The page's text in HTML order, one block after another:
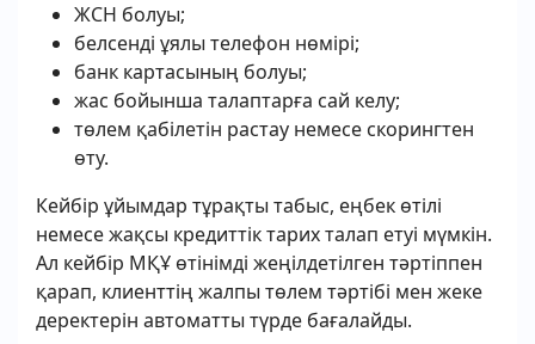
ЖСН болуы;
белсенді ұялы телефон нөмірі;
банк картасының болуы;
жас бойынша талаптарға сай келу;
төлем қабілетін растау немесе скорингтен
өту.
Кейбір ұйымдар тұрақты табыс, еңбек өтілі
немесе жақсы кредиттік тарих талап етуі мүмкін.
Ал кейбір МҚҰ өтінімді жеңілдетілген тәртіппен
қарап, клиенттің жалпы төлем тәртібі мен жеке
деректерін автоматты түрде бағалайды.